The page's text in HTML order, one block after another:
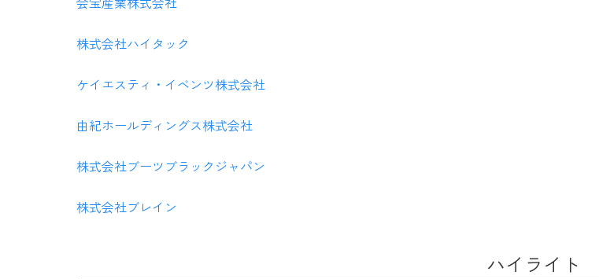
株式会社ハイタック
ケイエスティ・イベンツ株式会社
由紀ホールディングス株式会社
株式会社ブーツブラックジャパン
株式会社ブレイン
ハイライト